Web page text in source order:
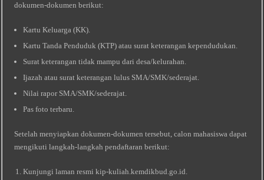
dokumen-dokumen berikut:
Kartu Keluarga (KK).
Kartu Tanda Penduduk (KTP) atau surat keterangan kependudukan.
Surat keterangan tidak mampu dari desa/kelurahan.
Ijazah atau surat keterangan lulus SMA/SMK/sederajat.
Nilai rapor SMA/SMK/sederajat.
Pas foto terbaru.
Setelah menyiapkan dokumen-dokumen tersebut, calon mahasiswa dapat
mengikuti langkah-langkah pendaftaran berikut:
Kunjungi laman resmi kip-kuliah.kemdikbud.go.id.